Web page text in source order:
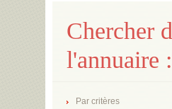
Chercher
l'annuaire :
Par critères